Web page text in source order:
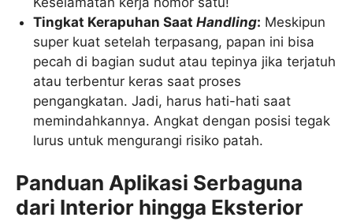
Tingkat Kerapuhan SaatHandling: Meskipun
super kuat setelah terpasang, papan ini bisa
pecah di bagian sudut atau tepinya jika terjatuh
atau terbentur keras saat proses
pengangkatan. Jadi, harus hati-hati saat
memindahkannya. Angkat dengan posisi tegak
lurus untuk mengurangi risiko patah.
Panduan Aplikasi Serbaguna
dari Interior hingga Eksterior